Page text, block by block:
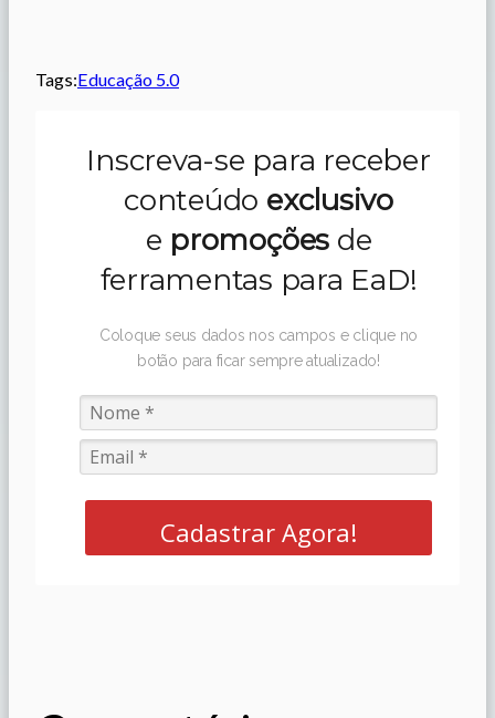
Tags:Educação 5.0
Inscreva-se para receber
conteúdo exclusivo
e promoções de
ferramentas para EaD!
Coloque seus dados nos campos e clique no
botão para ficar sempre atualizado!
Cadastrar Agora!